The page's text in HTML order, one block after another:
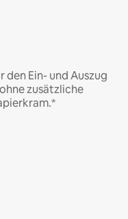
den Ein- und Auszug
zusätzliche